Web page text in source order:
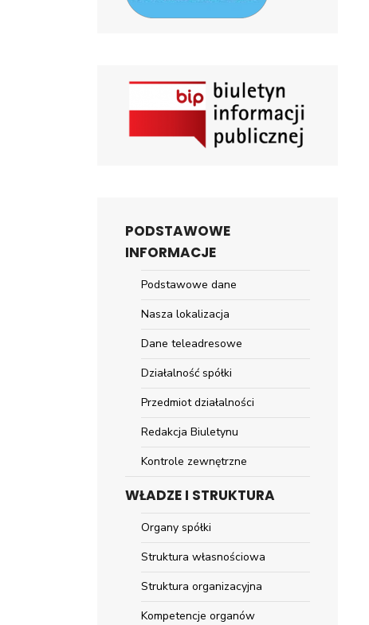
PODSTAWOWE
INFORMACJE
Podstawowe dane
Nasza lokalizacja
Dane teleadresowe
Działalność spółki
Przedmiot działalności
Redakcja Biuletynu
Kontrole zewnętrzne
WŁADZE I STRUKTURA
Organy spółki
Struktura własnościowa
Struktura organizacyjna
Kompetencje organów